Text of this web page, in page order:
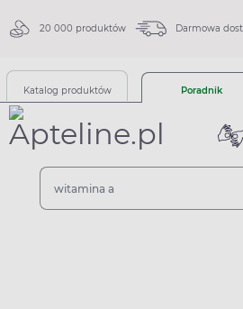
20 000 produktów Darmowa
Katalog produktów Poradnik